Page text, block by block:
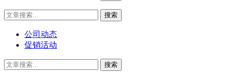
公司动态
促销活动